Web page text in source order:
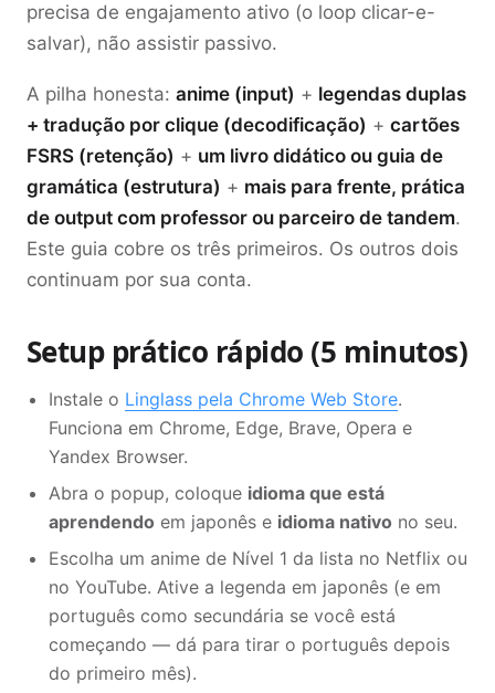
precisa de engajamento ativo (o loop clicar-e-
salvar), não assistir passivo.
A pilha honesta: anime (input) + legendas duplas
+ tradução por clique (decodificação) + cartões
FSRS (retenção) + um livro didático ou guia de
gramática (estrutura) + mais para frente, prática
de output com professor ou parceiro de tandem.
Este guia cobre os três primeiros. Os outros dois
continuam por sua conta.
Setup prático rápido (5 minutos)
Instale o Linglass pela Chrome Web Store.
Funciona em Chrome, Edge, Brave, Opera e
Yandex Browser.
Abra o popup, coloque idioma que está
aprendendo em japonês e idioma nativo no seu.
Escolha um anime de Nível 1 da lista no Netflix ou
no YouTube. Ative a legenda em japonês (e em
português como secundária se você está
começando — dá para tirar o português depois
do primeiro mês).